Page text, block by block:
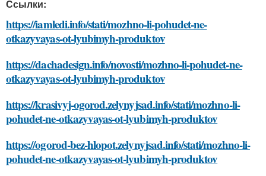
Ссылки:
https://iamledi.info/stati/mozhno-li-pohudet-ne-
otkazyvayas-ot-lyubimyh-produktov
https://dachadesign.info/novosti/mozhno-li-pohudet-ne-
otkazyvayas-ot-lyubimyh-produktov
https://krasivyj-ogorod.zelynyjsad.info/stati/mozhno-li-
pohudet-ne-otkazyvayas-ot-lyubimyh-produktov
https://ogorod-bez-hlopot.zelynyjsad.info/stati/mozhno-li-
pohudet-ne-otkazyvayas-ot-lyubimyh-produktov